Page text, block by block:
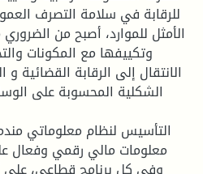
للرقابة في سلامة التصرف
الأمثل للموارد، أصبح من الضروري
وتكييفها مع المكونات
الانتقال إلى الرقابة القضائية
الشكلية المحسوبة على
معلومات مالي رقمي وفعال